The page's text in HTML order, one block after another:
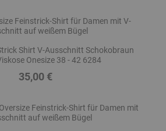
Shirt V-Ausschnitt Schokobraun
Onesize 38 - 42 6284
Preis
35,00 €